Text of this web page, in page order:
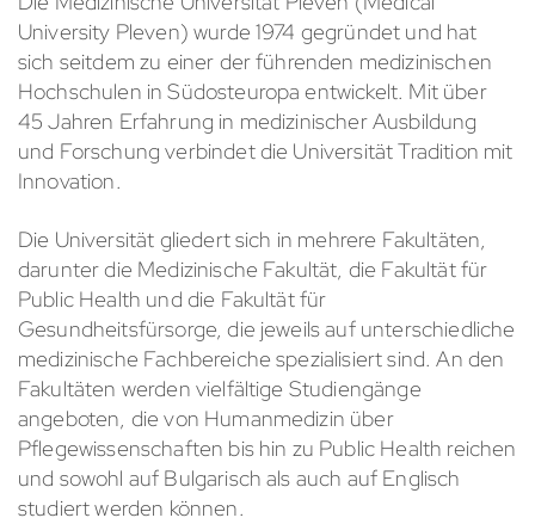
University Pleven) wurde 1974 gegründet und hat
sich seitdem zu einer der führenden medizinischen
Hochschulen in Südosteuropa entwickelt. Mit über
45 Jahren Erfahrung in medizinischer Ausbildung
und Forschung verbindet die Universität Tradition mit
Innovation.
Die Universität gliedert sich in mehrere Fakultäten,
darunter die Medizinische Fakultät, die Fakultät für
Public Health und die Fakultät für
Gesundheitsfürsorge, die jeweils auf unterschiedliche
medizinische Fachbereiche spezialisiert sind. An den
Fakultäten werden vielfältige Studiengänge
angeboten, die von Humanmedizin über
Pflegewissenschaften bis hin zu Public Health reichen
und sowohl auf Bulgarisch als auch auf Englisch
studiert werden können.